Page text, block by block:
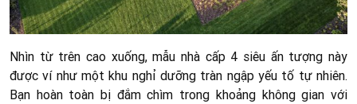
Nhìn từ trên cao xuống, mẫu nhà cấp 4 siêu ấn tượng này
được ví như một khu nghỉ dưỡng tràn ngập yếu tố tự nhiên.
Bạn hoàn toàn bị đắm chìm trong khoảng không gian với